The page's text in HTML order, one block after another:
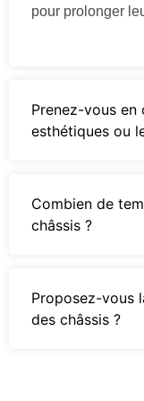
pour prolonger
Prenez-vous en
esthétiques ou
Combien de
châssis ?
Proposez-vous
des châssis ?